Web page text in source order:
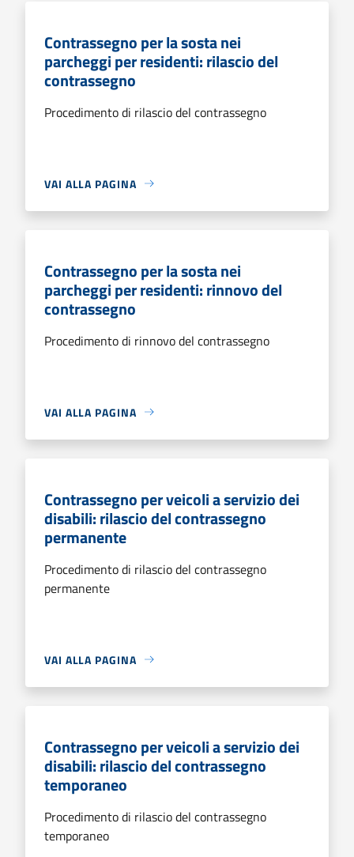
Contrassegno per la sosta nei
parcheggi per residenti: rilascio del
contrassegno
Procedimento di rilascio del contrassegno
VAI ALLA PAGINA
Contrassegno per la sosta nei
parcheggi per residenti: rinnovo del
contrassegno
Procedimento di rinnovo del contrassegno
VAI ALLA PAGINA
Contrassegno per veicoli a servizio dei
disabili: rilascio del contrassegno
permanente
Procedimento di rilascio del contrassegno
permanente
VAI ALLA PAGINA
Contrassegno per veicoli a servizio dei
disabili: rilascio del contrassegno
temporaneo
Procedimento di rilascio del contrassegno
temporaneo